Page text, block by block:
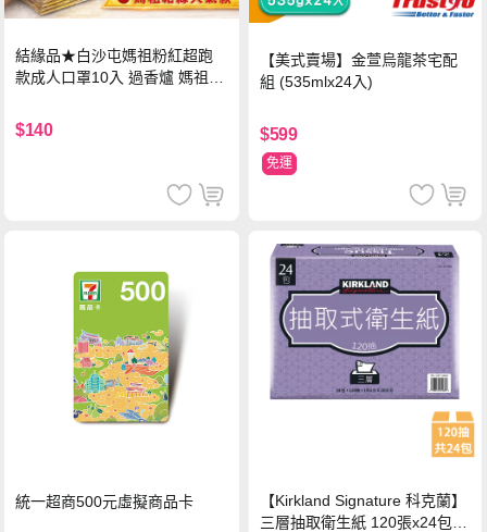
結緣品★白沙屯媽祖粉紅超跑
款成人口罩10入 過香爐 媽祖加
$140
【美式賣場】金萱烏龍茶宅配
組 (535mlx24入)
$599
免運
統一超商500元虛擬商品卡
【Kirkland Signature 科克蘭】
三層抽取衛生紙 120張x24包x1